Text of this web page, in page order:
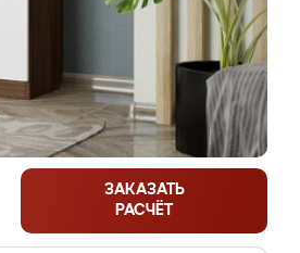
ЗАКАЗАТЬ
РАСЧЁТ